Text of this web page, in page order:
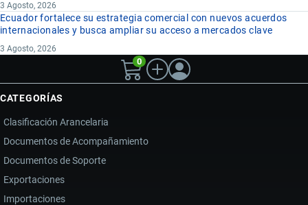
3 Agosto, 2026
Ecuador fortalece su estrategia comercial con nuevos acuerdos
internacionales y busca ampliar su acceso a mercados clave
3 Agosto, 2026
0
CATEGORÍAS
Clasificación Arancelaria
Documentos de Acompañamiento
Documentos de Soporte
Exportaciones
Importaciones